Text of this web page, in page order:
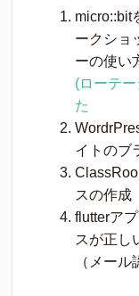
micro::bit
ークショ
ーの使い
(ローテ
た
イトのブ
スの作成
flutterア
スが正し
（メール